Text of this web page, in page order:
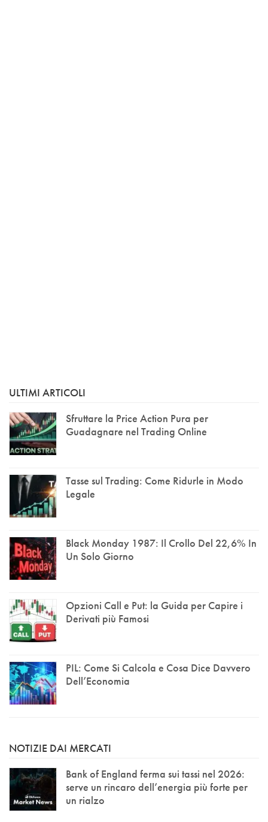
ULTIMI ARTICOLI
Sfruttare la Price Action Pura per
Guadagnare nel Trading Online
Tasse sul Trading: Come Ridurle in Modo
Legale
Black Monday 1987: Il Crollo Del 22,6% In
Un Solo Giorno
Opzioni Call e Put: la Guida per Capire i
Derivati più Famosi
PIL: Come Si Calcola e Cosa Dice Davvero
Dell’Economia
NOTIZIE DAI MERCATI
Bank of England ferma sui tassi nel 2026:
serve un rincaro dell’energia più forte per
un rialzo